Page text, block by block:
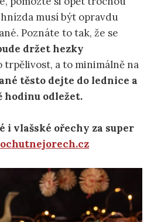
musí být opravdu
Poznáte to tak, že se
držet hezky
trpělivost, a to minimálně na
těsto dejte do lednice a
odležet.
i vlašské ořechy za super
ochutnejorech.cz